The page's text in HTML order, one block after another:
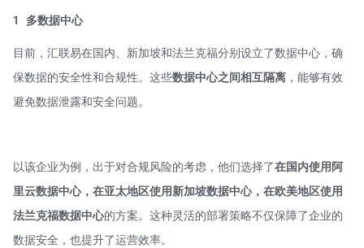
1 多数据中心
目前，汇联易在国内、新加坡和法兰克福分别设立了数据中心，确
保数据的安全性和合规性。这些数据中心之间相互隔离 ，能够有效
避免数据泄露和安全问题。
以该企业为例，出于对合规风险的考虑，他们选择了在国内使用阿
里云数据中心，在亚太地区使用新加坡数据中心，在欧美地区使用
法兰克福数据中心的方案。这种灵活的部署策略不仅保障了企业的
数据安全，也提升了运营效率。